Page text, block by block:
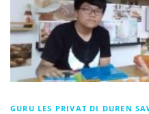
BLOG DAFTAR
GURU LES PRIVAT DI DUREN